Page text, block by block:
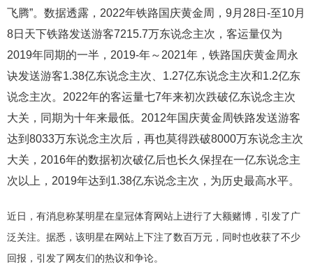
飞腾”。数据透露，2022年铁路国庆黄金周，9月28日-至10月
8日天下铁路发送游客7215.7万东说念主次，客运量仅为
2019年同期的一半，2019-年～2021年，铁路国庆黄金周永
诀发送游客1.38亿东说念主次、1.27亿东说念主次和1.2亿东
说念主次。2022年的客运量七7年来初次跌破亿东说念主次
大关，同期为十年来最低。2012年国庆黄金周铁路发送游客
达到8033万东说念主次后，再也莫得跌破8000万东说念主次
大关，2016年的数据初次破亿后也长久保捏在一亿东说念主
次以上，2019年达到1.38亿东说念主次，为历史最高水平。
近日，有消息称某明星在皇冠体育网站上进行了大额赌博，引发了广
泛关注。据悉，该明星在网站上下注了数百万元，同时也收获了不少
回报，引发了网友们的热议和争论。